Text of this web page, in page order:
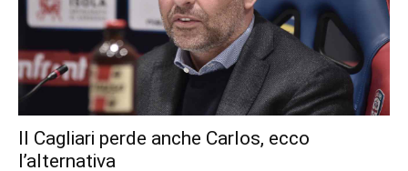
Il Cagliari perde anche Carlos, ecco
l’alternativa